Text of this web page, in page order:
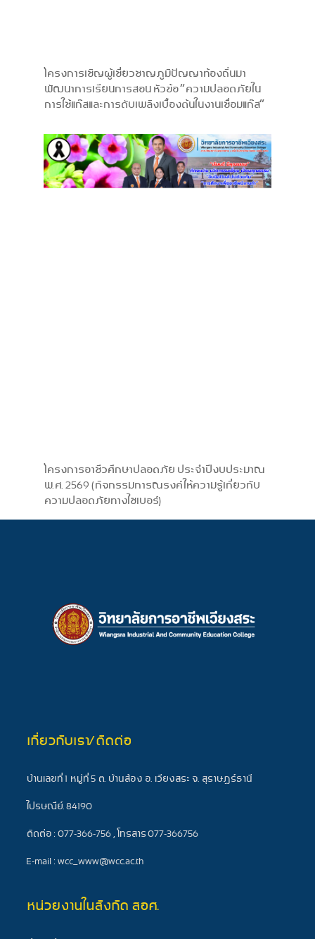
โครงการเชิญผู้เชี่ยวชาญภูมิปัญญาท้องถิ่นมา
พัฒนาการเรียนการสอน หัวข้อ “ความปลอดภัยใน
การใช้แก๊สและการดับเพลิงเบื้องต้นในงานเชื่อมแก๊ส”
โครงการอาชีวศึกษาปลอดภัย ประจำปีงบประมาณ
พ.ศ. 2569 (กิจกรรมการณรงค์ให้ความรู้เกี่ยวกับ
ความปลอดภัยทางไซเบอร์)
เกี่ยวกับเรา/ติดต่อ
บ้านเลขที่ 1 หมู่ที่ 5 ต. บ้านส้อง อ. เวียงสระ จ. สุราษฎร์ธานี
ไปรษณีย์. 84190
ติดต่อ : 077-366-756 , โทรสาร 077-366756
E-mail : wcc_www@wcc.ac.th
หน่วยงานในสังกัด สอศ.